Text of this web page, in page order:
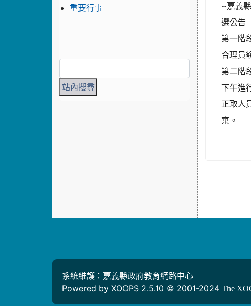
~嘉義
選公告
第一階
合理員
第二階
下午進
正取人
棄。
重要行事
系統維護：嘉義縣政府教育網路中心
Powered by XOOPS 2.5.10 © 2001-2024 The